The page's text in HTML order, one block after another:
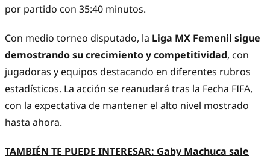
por partido con 35:40 minutos.
Con medio torneo disputado, la Liga MX Femenil sigue
demostrando su crecimiento y competitividad, con
jugadoras y equipos destacando en diferentes rubros
estadísticos. La acción se reanudará tras la Fecha FIFA,
con la expectativa de mantener el alto nivel mostrado
hasta ahora.
TAMBIÉN TE PUEDE INTERESAR: Gaby Machuca sale